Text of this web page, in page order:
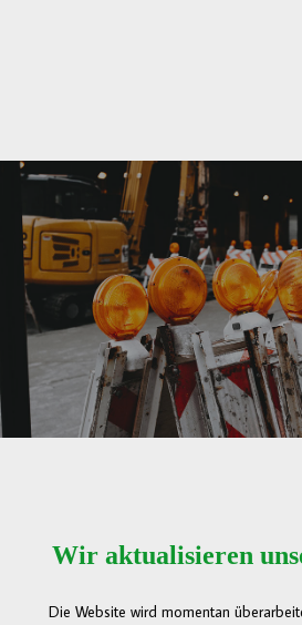
Wir aktualisieren
Die Website wird momentan